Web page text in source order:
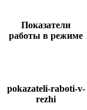
Показатели
работы в режиме
pokazateli-raboti-v-
rezhi